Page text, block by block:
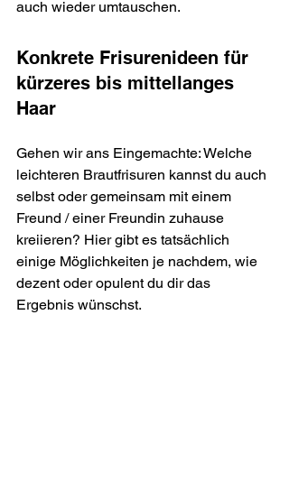
auch wieder umtauschen.
Konkrete Frisurenideen für
kürzeres bis mittellanges
Haar
Gehen wir ans Eingemachte: Welche
leichteren Brautfrisuren kannst du auch
selbst oder gemeinsam mit einem
Freund / einer Freundin zuhause
kreiieren? Hier gibt es tatsächlich
einige Möglichkeiten je nachdem, wie
dezent oder opulent du dir das
Ergebnis wünschst.